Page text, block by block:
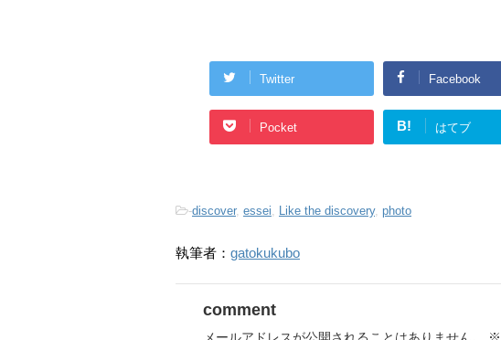
Twitter Facebook
Pocket B! はてブ
-discover, essei, Like the discovery, photo
執筆者： gatokukubo
comment